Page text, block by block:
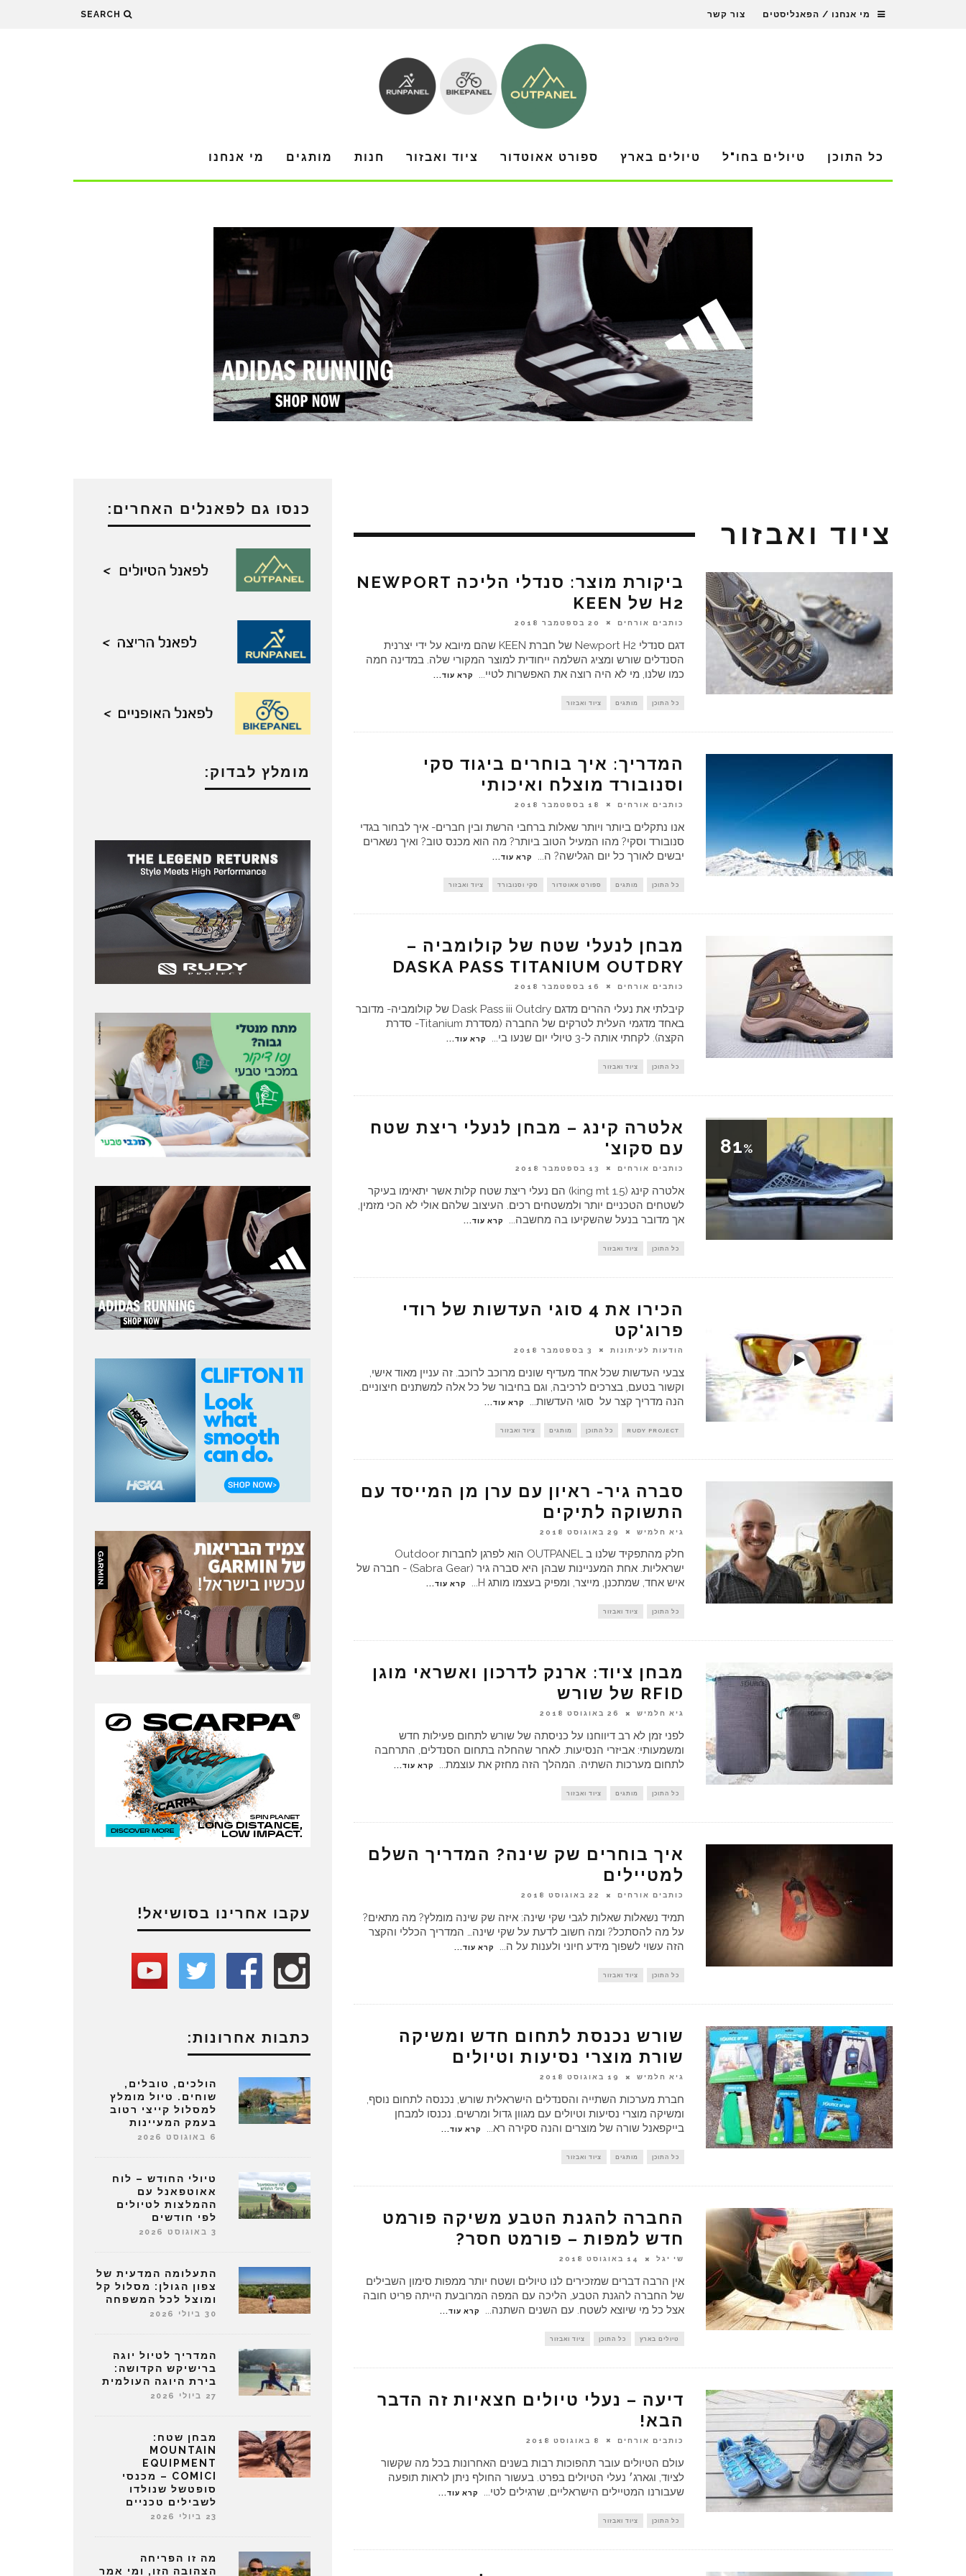
מי אנחנו / הפאנליסטים צור קשר SEARCH
כל התוכן טיולים בחו"ל טיולים בארץ ספורט אאוטדור ציוד ואבזור חנות מותגים מי אנחנו
ציוד ואבזור
ביקורת מוצר: סנדלי הליכה NEWPORT
H2 של KEEN
כותבים אורחים 20 בספטמבר 2018
דגם סנדלי Newport H2 של חברת KEEN שהם מיובא על ידי יצרנית
הסנדלים שורש ומציג השלמה ייחודית למוצר המקורי שלה. במדינה חמה
כמו שלנו, מי לא היה רוצה את האפשרות לטיי... קרא עוד...
כל התוכן מותגים ציוד ואבזור
המדריך: איך בוחרים ביגוד סקי
וסנובורד מוצלח ואיכותי
כותבים אורחים 18 בספטמבר 2018
אנו נתקלים ביותר ויותר שאלות ברחבי הרשת ובין חברים- איך לבחור בגדי
סנובורד וסקי? מהו המעיל הטוב ביותר? מה הוא מכנס טוב? ואיך נשארים
יבשים לאורך כל יום הגלישה? ה... קרא עוד...
כל התוכן מותגים ספורט אאוטדור סקי וסנובורד ציוד ואבזור
מבחן לנעלי שטח של קולומביה –
DASKA PASS TITANIUM OUTDRY
כותבים אורחים 16 בספטמבר 2018
קיבלתי את נעלי ההרים מדגם Dask Pass iii Outdry של קולומביה- מדובר
באחד מדגמי העלית לטרקים של החברה (מסדרת Titanium- סדרת
הקצה). לקחתי אותה ל-3 טיולי יום שנעו בי
... קרא עוד...
כל התוכן ציוד ואבזור
81%
אלטרה קינג – מבחן לנעלי ריצת שטח
עם סקוצ'
כותבים אורחים 13 בספטמבר 2018
אלטרה קינג (king mt 1.5) הם נעלי ריצת שטח קלות אשר יתאימו בעיקר
לשטחים הטכניים יותר ולמשטחים רכים. העיצוב שלהם אולי לא הכי מזמין,
אך מדובר בנעל שהשקיעו בה מחשבה... קרא עוד...
כל התוכן ציוד ואבזור
הכירו את 4 סוגי העדשות של רודי
פרוג'קט
הודעות לעיתונות 3 בספטמבר 2018
צבעי העדשות שכל אחד מעדיף שונים מרוכב לרוכב. זה עניין מאוד אישי,
וקשור בטעם, בצרכים לרכיבה, וגם בחיבור של כל אלה למשתנים חיצוניים.
הנה מדריך קצר על סוגי העדשות... קרא עוד...
RUDY PROJECT כל התוכן מותגים ציוד ואבזור
סברה גיר- ראיון עם ערן מן המייסד עם
התשוקה לתיקים
גיא חלמיש 29 באוגוסט 2018
חלק מהתפקיד שלנו ב OUTPANEL הוא לפרגן לחברות Outdoor
ישראליות. אחת המעניינות שבהן היא סברה גיר (Sabra Gear) - חברה של
איש אחד, שמתכנן, מייצר, ומפיק בעצמו מותג H
... קרא עוד...
כל התוכן ציוד ואבזור
מבחן ציוד: ארנק לדרכון ואשראי מוגן
RFID של שורש
גיא חלמיש 26 באוגוסט 2018
לפני זמן לא רב דיווחנו על כניסתה של שורש לתחום פעילות חדש
ומשמעותי: אביזרי הנסיעות. לאחר שהחלה בתחום הסנדלים, התרחבה
לתחום מערכות השתיה. המהלך הזה מחזק את עוצמת... קרא עוד...
כל התוכן מותגים ציוד ואבזור
איך בוחרים שק שינה? המדריך השלם
למטיילים
כותבים אורחים 22 באוגוסט 2018
תמיד נשאלות שאלות לגבי שקי שינה: איזה שק שינה מומלץ? מה מתאים?
על מה להסתכל? ומה חשוב לדעת על שקי שינה… המדריך הכללי והקצר
הזה עשוי לשפוך מידע חיוני ולענות על ה... קרא עוד...
כל התוכן ציוד ואבזור
שורש נכנסת לתחום חדש ומשיקה
שורת מוצרי נסיעות וטיולים
גיא חלמיש 19 באוגוסט 2018
חברת מערכות השתייה והסנדלים הישראלית שורש, נכנסה לתחום נוסף,
ומשיקה מוצרי נסיעות וטיולים עם מגוון גדול ומרשים. נכנסו למבחן
בייקפאנל שורה של מוצרים והנה סקירה רא... קרא עוד...
כל התוכן מותגים ציוד ואבזור
החברה להגנת הטבע משיקה פורמט
חדש למפות – פורמט חסר?
שי יגל 14 באוגוסט 2018
אין הרבה דברים שמזכירים לנו טיולים ושטח יותר ממפות סימון השבילים
של החברה להגנת הטבע, הליכה עם המפה המרובעת הייתה פריט חובה
אצל כל מי שיוצא לשטח. עם השנים השתנה... קרא עוד...
טיולים בארץ כל התוכן ציוד ואבזור
דיעה – נעלי טיולים חצאיות זה הדבר
הבא!
כותבים אורחים 8 באוגוסט 2018
עולם הטיולים עובר תהפוכות רבות בשנים האחרונות בכל מה שקשור
לציוד, וגארג׳ נעלי הטיולים בפרט. בעשור החולף ניתן לראות תופעה
שעבורנו המטיילים הישראליים, שרגילים לטי... קרא עוד...
כל התוכן ציוד ואבזור
כנסו גם לפאנלים האחרים:
מומלץ לבדוק:
עקבו אחרינו בסושיאל!
כתבות אחרונות:
הולכים, טובלים,
שוחים. טיול מומלץ
למסלול קייצי רטוב
בעמק המעיינות
6 באוגוסט 2026
טיולי החודש – לוח
אאוטפאנל עם
ההמלצות לטיולים
לפי חודשים
3 באוגוסט 2026
התעלומה המדעית של
צפון הגולן: מסלול קל
ומוצל לכל המשפחה
30 ביולי 2026
המדריך לטיול יוגה
ברישיקש הקדושה:
בירת היוגה העולמית
27 ביולי 2026
מבחן שטח:
MOUNTAIN
EQUIPMENT
COMICI – מכנסי
סופטשל שנולדו
לשבילים טכניים
23 ביולי 2026
מה זו הפריחה
הצהובה הזו, ומי אמר